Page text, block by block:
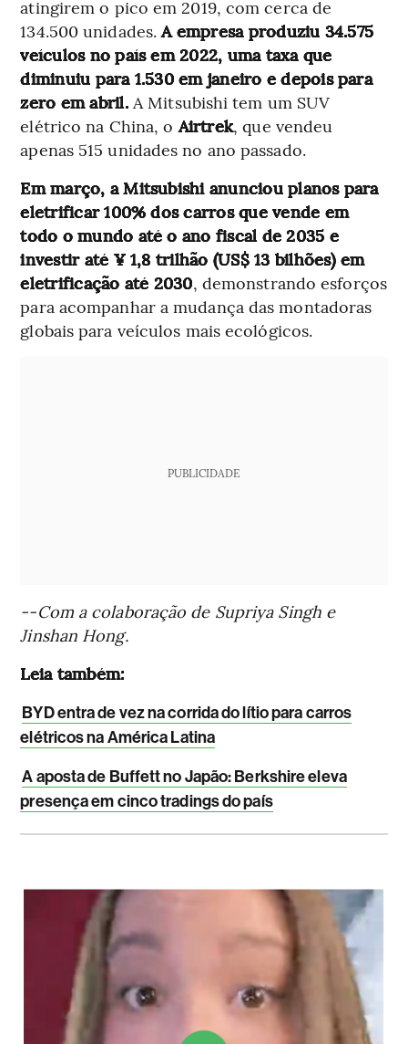
atingirem o pico em 2019, com cerca de
134.500 unidades.A empresa produziu 34.575
veículos no país em 2022, uma taxa que
diminuiu para 1.530 em janeiro e depois para
zero em abril. A Mitsubishi tem um SUV
elétrico na China, oAirtrek, que vendeu
apenas 515 unidades no ano passado.
Em março, a Mitsubishi anunciou planos para
eletrificar 100% dos carros que vende em
todo o mundo até o ano fiscal de 2035 e
investir até ¥ 1,8 trilhão (US$ 13 bilhões) em
eletrificação até 2030, demonstrando esforços
para acompanhar a mudança das montadoras
globais para veículos mais ecológicos.
PUBLICIDADE
--Com a colaboração de Supriya Singh e
Jinshan Hong.
Leia também:
BYD entra de vez na corrida do lítio para carros
elétricos na América Latina
A aposta de Buffett no Japão: Berkshire eleva
presença em cinco tradings do país